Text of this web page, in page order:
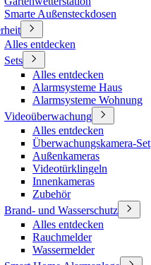
Smarte Außensteckdosen
Alles entdecken
Sets
Alles entdecken
Alarmsysteme Haus
Alarmsysteme Wohnung
Videoüberwachung
Alles entdecken
Überwachungskamera-Set
Außenkameras
Videotürklingeln
Innenkameras
Zubehör
Brand- und Wasserschutz
Alles entdecken
Rauchmelder
Wassermelder